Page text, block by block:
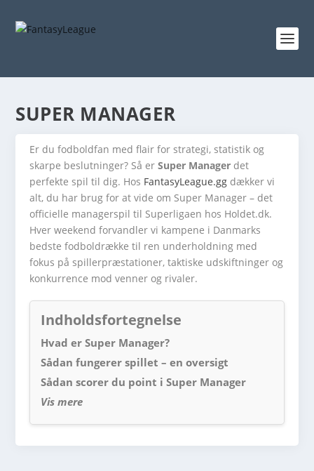
SUPER MANAGER
Er du fodboldfan med flair for strategi, statistik og
skarpe beslutninger? Så erSuper Manager det
perfekte spil til dig. Hos FantasyLeague.gg dækker vi
alt, du har brug for at vide om Super Manager – det
officielle managerspil til Superligaen hos Holdet.dk.
Hver weekend forvandler vi kampene i Danmarks
bedste fodboldrække til ren underholdning med
fokus på spillerpræstationer, taktiske udskiftninger og
konkurrence mod venner og rivaler.
Indholdsfortegnelse
Hvad er Super Manager?
Sådan fungerer spillet – en oversigt
Sådan scorer du point i Super Manager
Vis mere